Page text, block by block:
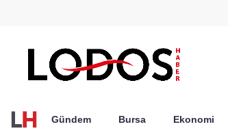
Gündem Bursa Ekonomi